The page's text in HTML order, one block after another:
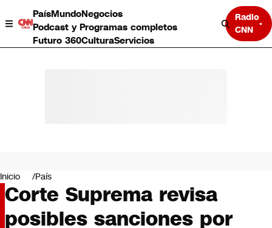
PaísMundoNegocios
Podcast y Programas completos
Futuro 360CulturaServicios
Radio
CNN
Negocios
Deportes
Programas completos
Cultura
Inicio País
Corte Suprema revisa
posibles sanciones por